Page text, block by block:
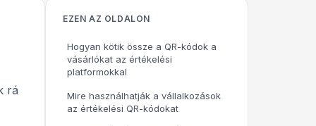
rá
EZEN AZ OLDALON
Hogyan kötik össze a QR-kódok a
vásárlókat az értékelési
platformokkal
Mire használhatják a vállalkozások
az értékelési QR-kódokat